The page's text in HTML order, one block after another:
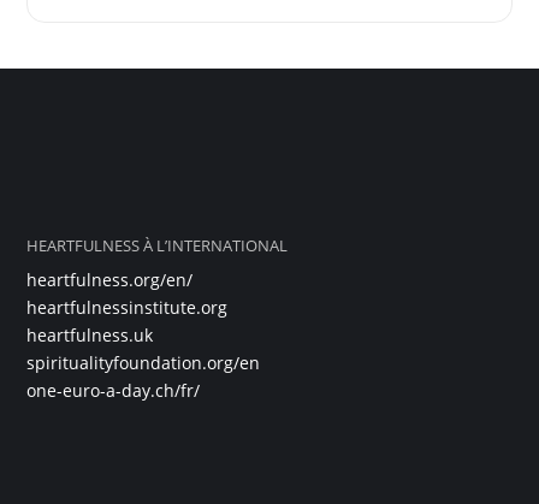
HEARTFULNESS À L’INTERNATIONAL
heartfulness.org/en/
heartfulnessinstitute.org
heartfulness.uk
spiritualityfoundation.org/en
one-euro-a-day.ch/fr/